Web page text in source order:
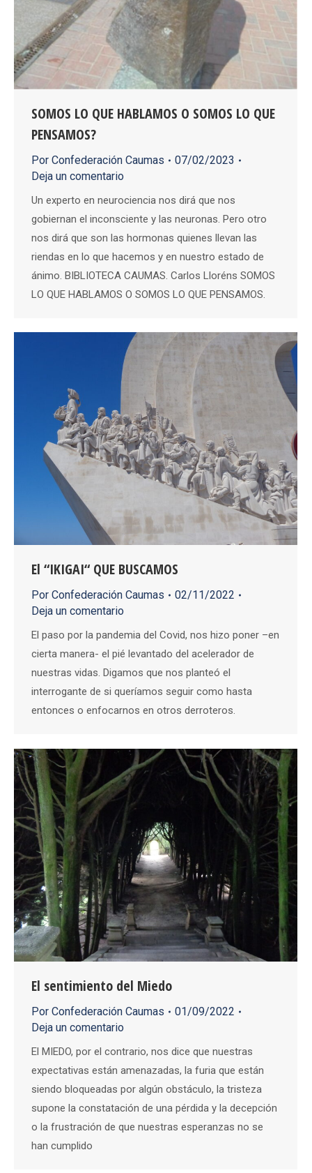
SOMOS LO QUE HABLAMOS O SOMOS LO QUE
PENSAMOS?
Por Confederación Caumas
07/02/2023
Deja un comentario
Un experto en neurociencia nos dirá que nos
gobiernan el inconsciente y las neuronas. Pero otro
nos dirá que son las hormonas quienes llevan las
riendas en lo que hacemos y en nuestro estado de
ánimo. BIBLIOTECA CAUMAS. Carlos Lloréns SOMOS
LO QUE HABLAMOS O SOMOS LO QUE PENSAMOS.
El “IKIGAI“ QUE BUSCAMOS
Por Confederación Caumas
02/11/2022
Deja un comentario
El paso por la pandemia del Covid, nos hizo poner –en
cierta manera- el pié levantado del acelerador de
nuestras vidas. Digamos que nos planteó el
interrogante de si queríamos seguir como hasta
entonces o enfocarnos en otros derroteros.
El sentimiento del Miedo
Por Confederación Caumas
01/09/2022
Deja un comentario
El MIEDO, por el contrario, nos dice que nuestras
expectativas están amenazadas, la furia que están
siendo bloqueadas por algún obstáculo, la tristeza
supone la constatación de una pérdida y la decepción
o la frustración de que nuestras esperanzas no se
han cumplido